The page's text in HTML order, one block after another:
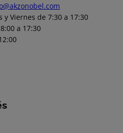
y Viernes de 7:30 a 17:30
a 17:30